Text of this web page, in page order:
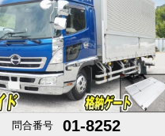
問合番号 01-8252